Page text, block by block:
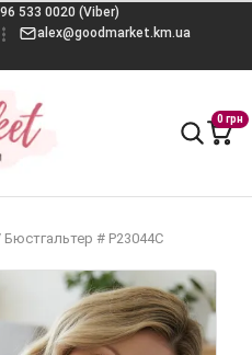
533 0020 (Viber)
alex@goodmarket.km.ua
0 грн
Бюстгальтер # Р23044С